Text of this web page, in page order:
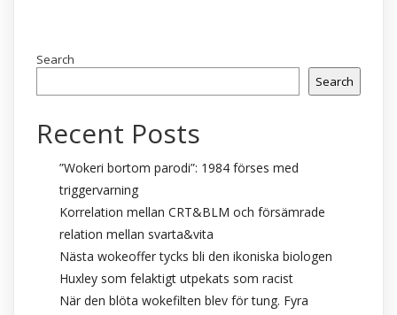
Search
Search
Recent Posts
”Wokeri bortom parodi”: 1984 förses med
triggervarning
Korrelation mellan CRT&BLM och försämrade
relation mellan svarta&vita
Nästa wokeoffer tycks bli den ikoniska biologen
Huxley som felaktigt utpekats som racist
När den blöta wokefilten blev för tung. Fyra